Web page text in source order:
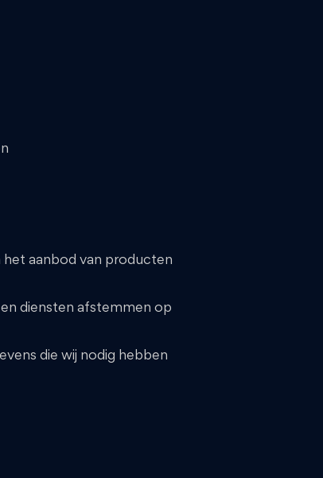
aanbod van producten
diensten afstemmen op
die wij nodig hebben